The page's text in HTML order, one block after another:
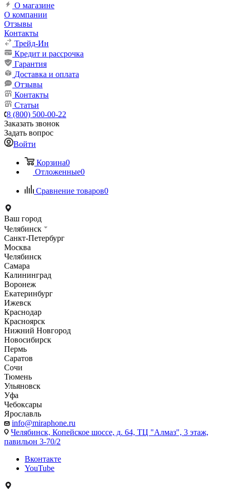
О магазине
О компании
Отзывы
Контакты
Трейд-Ин
Кредит и рассрочка
Гарантия
Доставка и оплата
Отзывы
Контакты
Статьи
8 (800) 500-00-22
Заказать звонок
Задать вопрос
Войти
Корзина0
Отложенные0
Сравнение товаров0
Ваш город
Челябинск
Санкт-Петербург
Москва
Челябинск
Самара
Калининград
Воронеж
Екатеринбург
Ижевск
Краснодар
Красноярск
Нижний Новгород
Новосибирск
Пермь
Саратов
Сочи
Тюмень
Ульяновск
Уфа
Чебоксары
Ярославль
info@miraphone.ru
Челябинск, Копейское шоссе, д. 64, ТЦ "Алмаз", 3 этаж,
павильон 3-70/2
Вконтакте
YouTube